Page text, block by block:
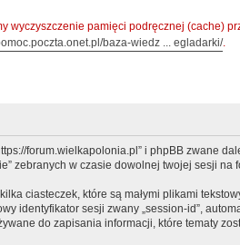
wyczyszczenie pamięci podręcznej (cache)
baza-wiedz ... egladarki/.
forum.wielkapolonia.pl” i phpBB zwane
zebranych w czasie dowolnej twojej sesji na
ciasteczek, które są małymi plikami
identyfikator sesji zwany „session-id”,
do zapisania informacji, które tematy